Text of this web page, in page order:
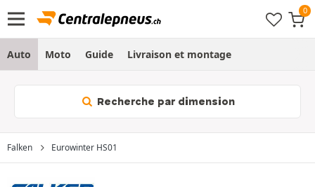
Auto Moto Guide Livraison et montage
Recherche par dimension
Falken Eurowinter HS01